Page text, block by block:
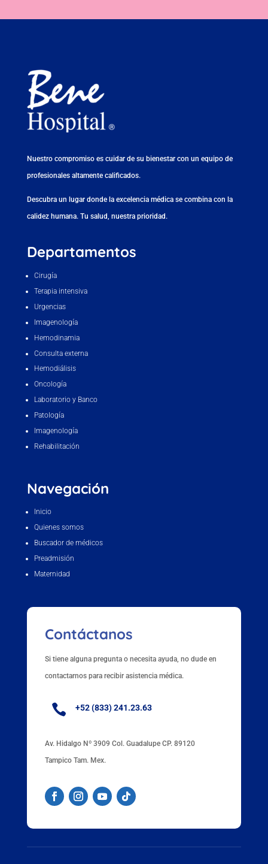
Nuestro compromiso es cuidar de su bienestar con un equipo de
profesionales altamente calificados.
Descubra un lugar donde la excelencia médica se combina con la
calidez humana. Tu salud, nuestra prioridad.
Departamentos
Cirugía
Terapia intensiva
Urgencias
Imagenología
Hemodinamia
Consulta externa
Hemodiálisis
Oncología
Laboratorio y Banco
Patología
Imagenología
Rehabilitación
Navegación
Inicio
Quienes somos
Buscador de médicos
Preadmisión
Maternidad
Contáctanos
Si tiene alguna pregunta o necesita ayuda, no dude en
contactarnos para recibir asistencia médica.
 +52 (833) 241.23.63
Av. Hidalgo Nº 3909 Col. Guadalupe CP. 89120
Tampico Tam. Mex.